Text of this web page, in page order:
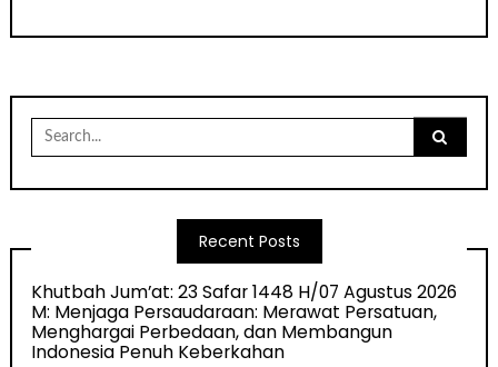
Search
for:
Recent Posts
Khutbah Jum’at: 23 Safar 1448 H/07 Agustus 2026
M: Menjaga Persaudaraan: Merawat Persatuan,
Menghargai Perbedaan, dan Membangun
Indonesia Penuh Keberkahan